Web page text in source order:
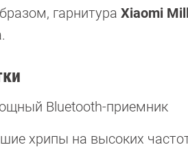
гарнитура Xiaomi
Bluetooth-приемник
хрипы на высоких